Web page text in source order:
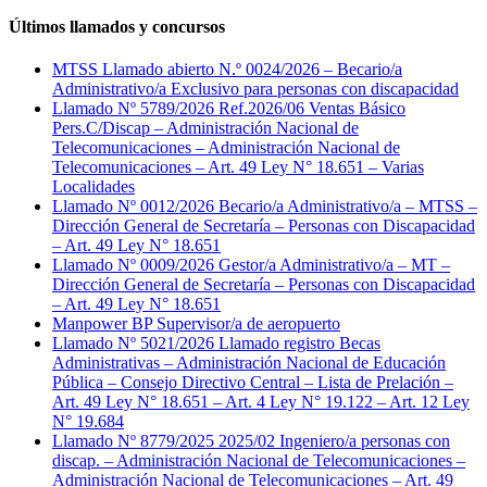
Últimos llamados y concursos
MTSS Llamado abierto N.º 0024/2026 – Becario/a
Administrativo/a Exclusivo para personas con discapacidad
Llamado Nº 5789/2026 Ref.2026/06 Ventas Básico
Pers.C/Discap – Administración Nacional de
Telecomunicaciones – Administración Nacional de
Telecomunicaciones – Art. 49 Ley N° 18.651 – Varias
Localidades
Llamado Nº 0012/2026 Becario/a Administrativo/a – MTSS –
Dirección General de Secretaría – Personas con Discapacidad
– Art. 49 Ley N° 18.651
Llamado Nº 0009/2026 Gestor/a Administrativo/a – MT –
Dirección General de Secretaría – Personas con Discapacidad
– Art. 49 Ley N° 18.651
Manpower BP Supervisor/a de aeropuerto
Llamado Nº 5021/2026 Llamado registro Becas
Administrativas – Administración Nacional de Educación
Pública – Consejo Directivo Central – Lista de Prelación –
Art. 49 Ley N° 18.651 – Art. 4 Ley N° 19.122 – Art. 12 Ley
N° 19.684
Llamado Nº 8779/2025 2025/02 Ingeniero/a personas con
discap. – Administración Nacional de Telecomunicaciones –
Administración Nacional de Telecomunicaciones – Art. 49